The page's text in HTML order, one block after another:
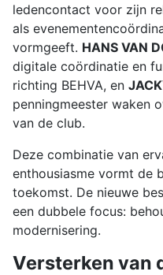
ledencontact voor zijn
als
vormgeeft. HANS VAN
digitale coördinatie en
richting BEHVA, en
penningmeester waken
van de club.
Deze combinatie van
enthousiasme vormt de
toekomst. De nieuwe
een dubbele focus:
modernisering.
Versterken van